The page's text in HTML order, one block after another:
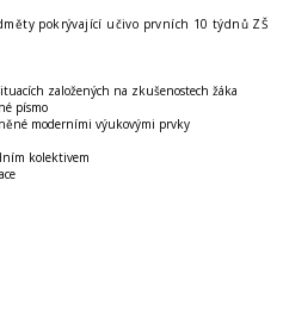
pokrývající učivo prvních 10 týdnů ZŠ
založených na zkušenostech žáka
písmo
moderními výukovými prvky
kolektivem